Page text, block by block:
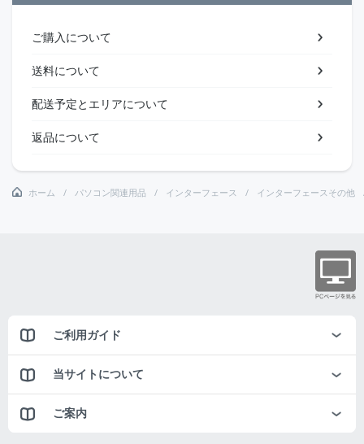
ご購入について
送料について
配送予定とエリアについて
返品について
ホーム パソコン関連用品 インターフェース インターフェースその他
ご利用ガイド
当サイトについて
ご案内